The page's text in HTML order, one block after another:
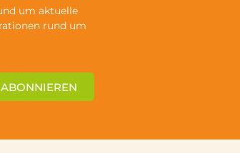
um aktuelle
rund um
ABONNIEREN